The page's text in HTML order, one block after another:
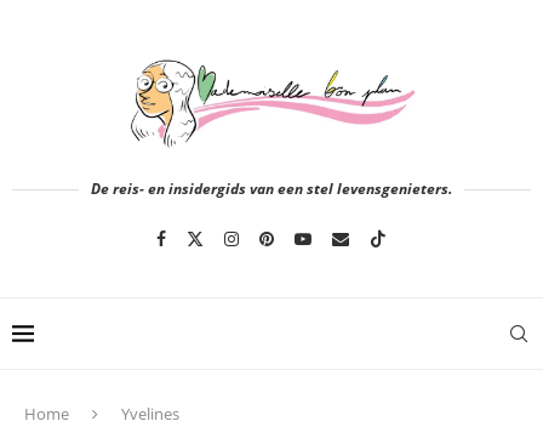
De reis- en insidergids van een stel levensgenieters.
Home Yvelines